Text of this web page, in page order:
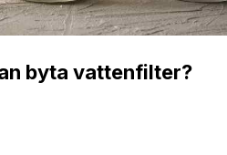
byta vattenfilter?